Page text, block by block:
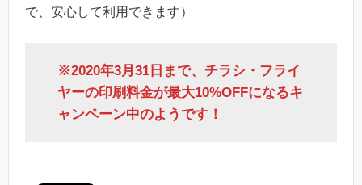
で、安心して利用できます）
※2020年3月31日まで、チラシ・フライ
ヤーの印刷料金が最大10%OFFになるキ
ャンペーン中のようです！